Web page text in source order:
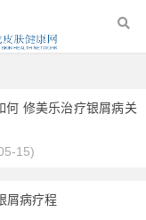
何 修美乐治疗银屑病关
15)
屑病疗程